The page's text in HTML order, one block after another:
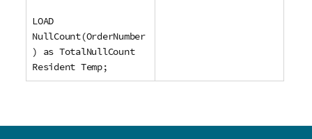
LOAD
NullCount(OrderNumber
) as TotalNullCount
Resident Temp;